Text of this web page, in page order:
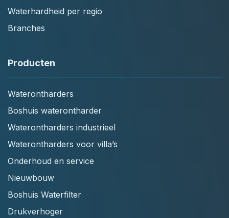
Waterhardheid per regio
Branches
Producten
Waterontharders
Boshuis waterontharder
Waterontharders industrieel
Waterontharders voor villa’s
Onderhoud en service
Nieuwbouw
Boshuis Waterfilter
Drukverhoger